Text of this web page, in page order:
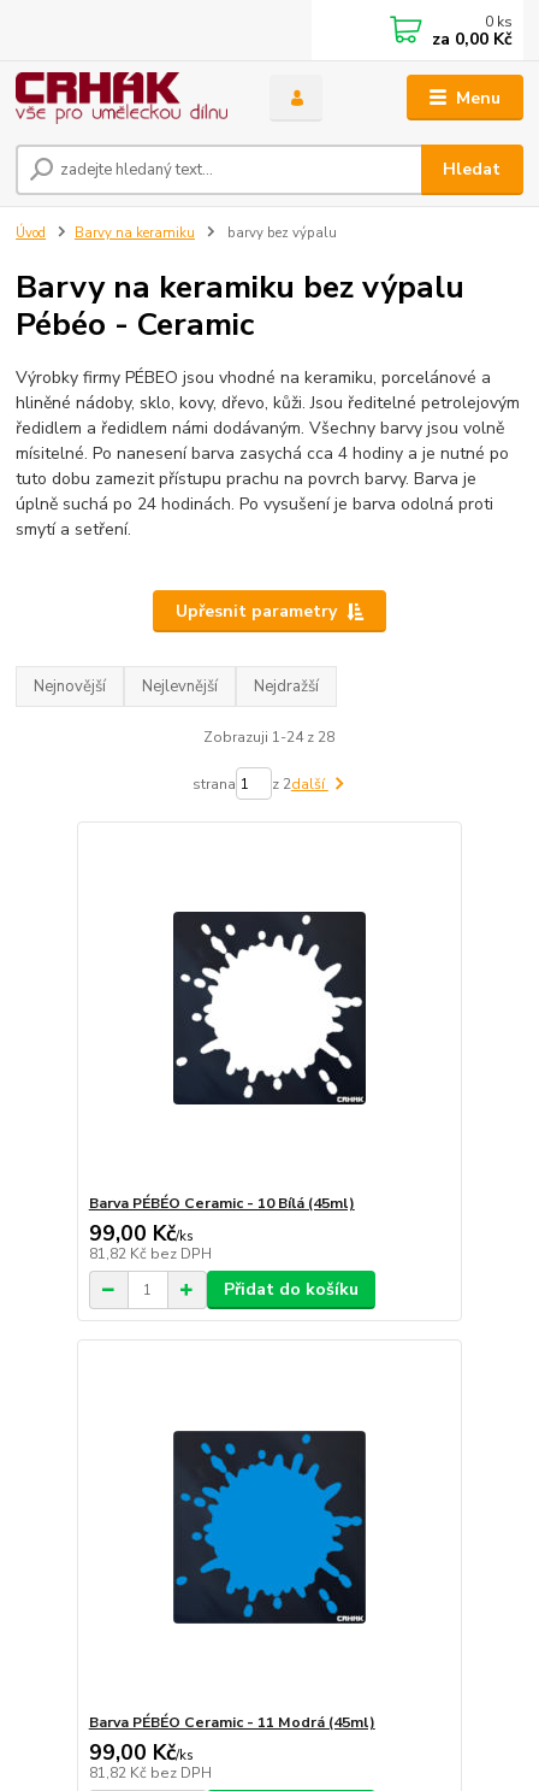
Menu
Hledat
0 ks
za 0,00 Kč
Úvod Barvy na keramiku barvy bez výpalu
Barvy na keramiku bez výpalu
Pébéo - Ceramic
Výrobky firmy PÉBEO jsou vhodné na keramiku, porcelánové a
hliněné nádoby, sklo, kovy, dřevo, kůži. Jsou ředitelné petrolejovým
ředidlem a ředidlem námi dodávaným. Všechny barvy jsou volně
mísitelné. Po nanesení barva zasychá cca 4 hodiny a je nutné po
tuto dobu zamezit přístupu prachu na povrch barvy. Barva je
úplně suchá po 24 hodinách. Po vysušení je barva odolná proti
smytí a setření.
Upřesnit parametry
Nejnovější Nejlevnější Nejdražší
Zobrazuji 1-24 z 28
strana z 2další
Barva PÉBÉO Ceramic - 10 Bílá (45ml)
99,00 Kč/ks
81,82 Kč bez DPH
Přidat do košíku
Barva PÉBÉO Ceramic - 11 Modrá (45ml)
99,00 Kč/ks
81,82 Kč bez DPH